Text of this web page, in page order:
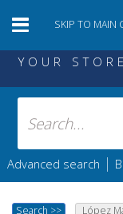
SKIP TO MAIN
YOUR
Advanced search |
Search >> López